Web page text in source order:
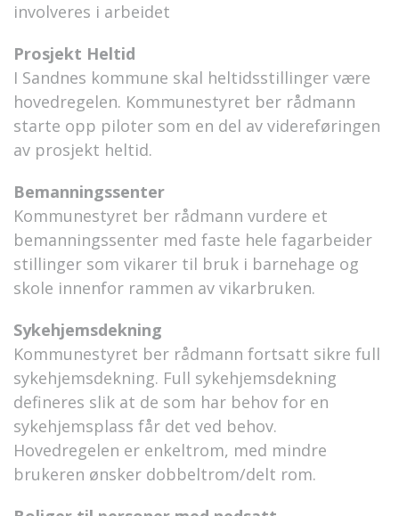
involveres i arbeidet
Prosjekt Heltid
I Sandnes kommune skal heltidsstillinger være
hovedregelen. Kommunestyret ber rådmann
starte opp piloter som en del av videreføringen
av prosjekt heltid.
Bemanningssenter
Kommunestyret ber rådmann vurdere et
bemanningssenter med faste hele fagarbeider
stillinger som vikarer til bruk i barnehage og
skole innenfor rammen av vikarbruken.
Sykehjemsdekning
Kommunestyret ber rådmann fortsatt sikre full
sykehjemsdekning. Full sykehjemsdekning
defineres slik at de som har behov for en
sykehjemsplass får det ved behov.
Hovedregelen er enkeltrom, med mindre
brukeren ønsker dobbeltrom/delt rom.